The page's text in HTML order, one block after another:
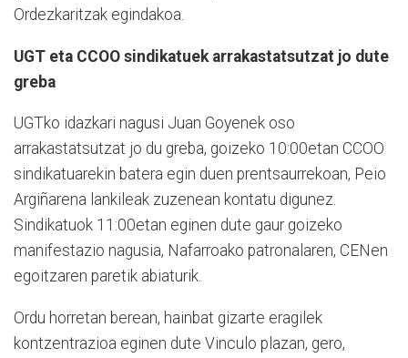
Ordezkaritzak egindakoa.
UGT eta CCOO sindikatuek arrakastatsutzat jo dute
greba
UGTko idazkari nagusi Juan Goyenek oso
arrakastatsutzat jo du greba, goizeko 10:00etan CCOO
sindikatuarekin batera egin duen prentsaurrekoan, Peio
Argiñarena lankileak zuzenean kontatu digunez.
Sindikatuok 11:00etan eginen dute gaur goizeko
manifestazio nagusia, Nafarroako patronalaren, CENen
egoitzaren paretik abiaturik.
Ordu horretan berean, hainbat gizarte eragilek
kontzentrazioa eginen dute Vinculo plazan, gero,